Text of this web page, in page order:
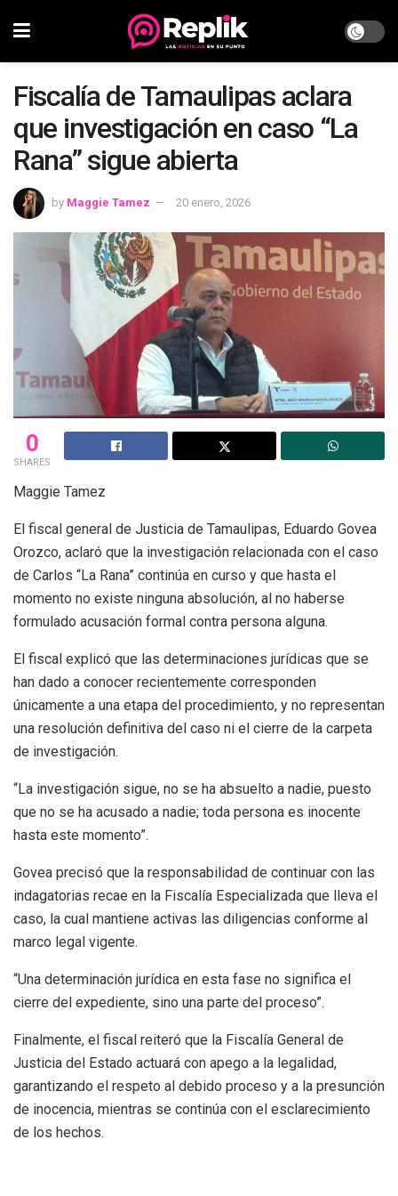
Fiscalía de Tamaulipas aclara
que investigación en caso “La
Rana” sigue abierta
by Maggie Tamez 20 enero, 2026
0
SHARES
Maggie Tamez
El fiscal general de Justicia de Tamaulipas, Eduardo Govea
Orozco, aclaró que la investigación relacionada con el caso
de Carlos “La Rana” continúa en curso y que hasta el
momento no existe ninguna absolución, al no haberse
formulado acusación formal contra persona alguna.
El fiscal explicó que las determinaciones jurídicas que se
han dado a conocer recientemente corresponden
únicamente a una etapa del procedimiento, y no representan
una resolución definitiva del caso ni el cierre de la carpeta
de investigación.
“La investigación sigue, no se ha absuelto a nadie, puesto
que no se ha acusado a nadie; toda persona es inocente
hasta este momento”.
Govea precisó que la responsabilidad de continuar con las
indagatorias recae en la Fiscalía Especializada que lleva el
caso, la cual mantiene activas las diligencias conforme al
marco legal vigente.
“Una determinación jurídica en esta fase no significa el
cierre del expediente, sino una parte del proceso”.
Finalmente, el fiscal reiteró que la Fiscalía General de
Justicia del Estado actuará con apego a la legalidad,
garantizando el respeto al debido proceso y a la presunción
de inocencia, mientras se continúa con el esclarecimiento
de los hechos.